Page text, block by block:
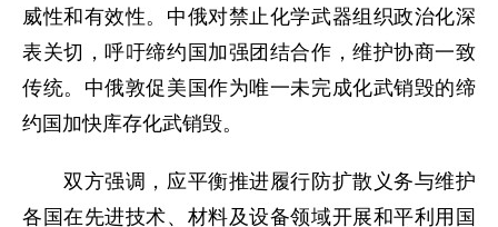
威性和有效性。中俄对禁止化学武器组织政治化深
表关切，呼吁缔约国加强团结合作，维护协商一致
传统。中俄敦促美国作为唯一未完成化武销毁的缔
约国加快库存化武销毁。
双方强调，应平衡推进履行防扩散义务与维护
各国在先进技术、材料及设备领域开展和平利用国